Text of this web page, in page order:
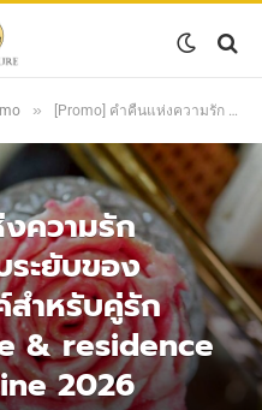
» [Promo] ค่ำคืนแห่งความรัก ท่ามกลางแสงระยิบระยับของกรุงเทพฯ รังสรรค์สำหรับคู่รัก ที่137 Pillars Suite & residence Bangkok Valentine 2026
ความรัก
ระยับของ
ำหรับคู่รัก
& residence
2026